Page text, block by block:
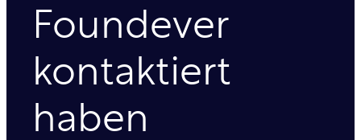
Foundever
kontaktiert
haben